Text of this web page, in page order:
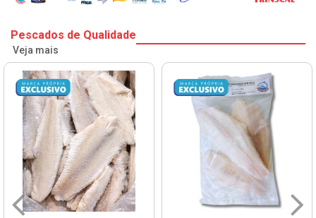
Pescados de Qualidade
Veja mais